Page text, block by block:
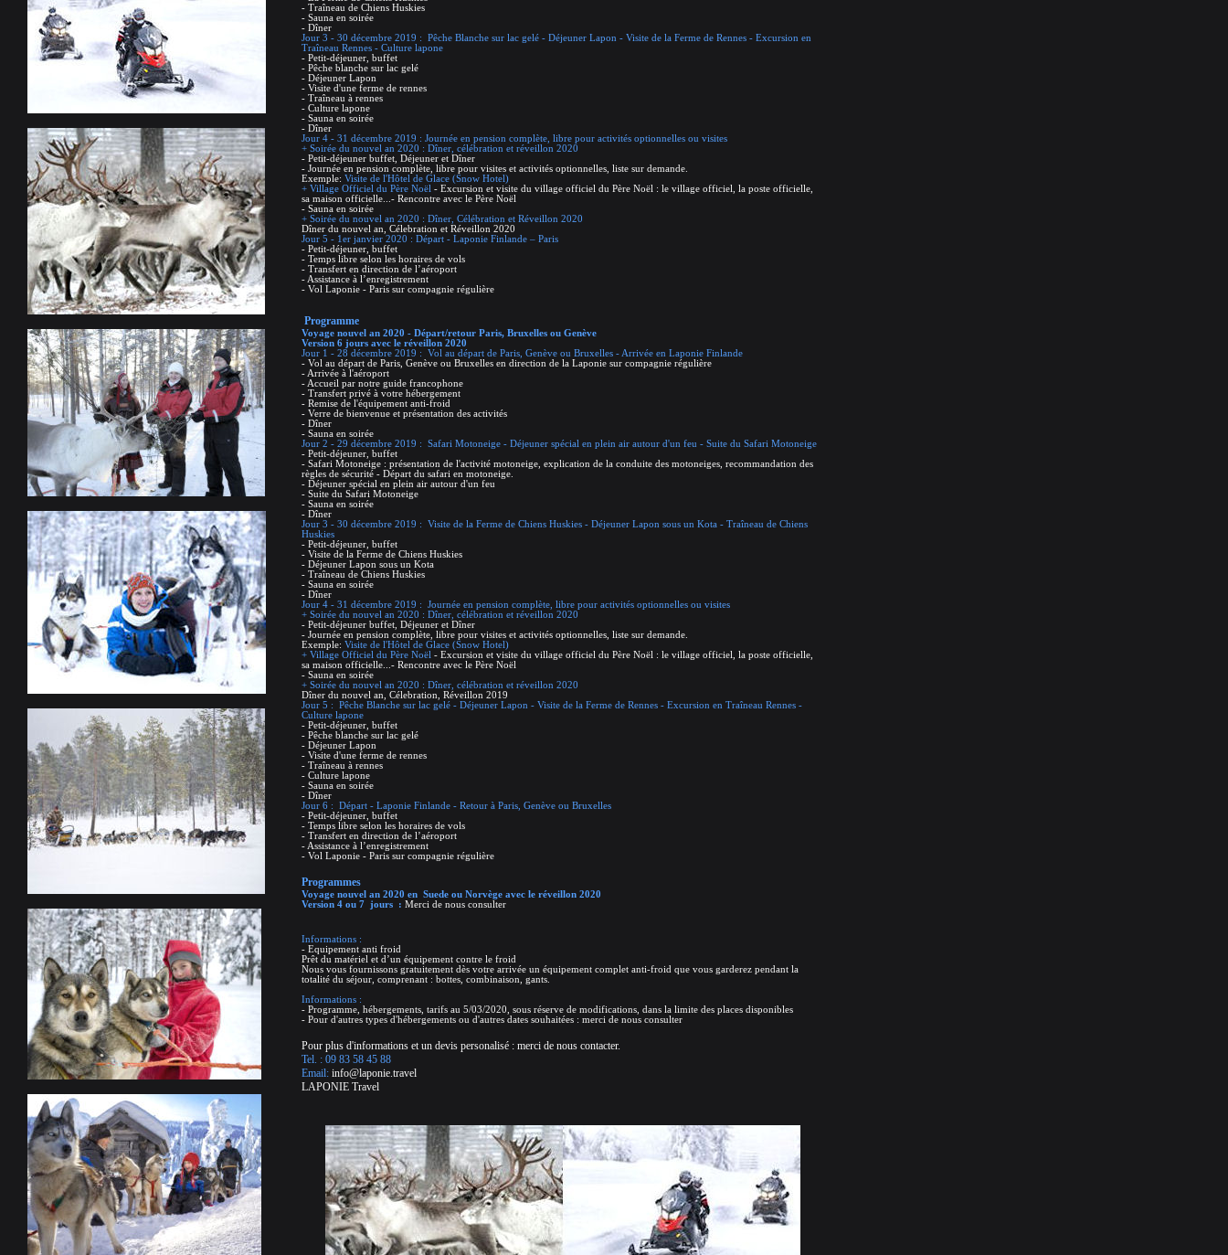
- Traîneau de Chiens Huskies
- Sauna en soirée
- Dîner
Jour 3 - 30 décembre 2019 : Pêche Blanche sur lac gelé - Déjeuner Lapon - Visite de la Ferme de Rennes - Excursion en
Traîneau Rennes - Culture lapone
- Petit-déjeuner, buffet
- Pêche blanche sur lac gelé
- Déjeuner Lapon
- Visite d'une ferme de rennes
- Traîneau à rennes
- Culture lapone
- Sauna en soirée
- Dîner
Jour 4 - 31 décembre 2019 : Journée en pension complète, libre pour activités optionnelles ou visites
+ Soirée du nouvel an 2020 : Dîner, célébration et réveillon 2020
- Petit-déjeuner buffet, Déjeuner et Dîner
- Journée en pension complète, libre pour visites et activités optionnelles, liste sur demande.
Exemple: Visite de l'Hôtel de Glace (Snow Hotel)
+ Village Officiel du Père Noël - Excursion et visite du village officiel du Père Noël : le village officiel, la poste officielle,
sa maison officielle...- Rencontre avec le Père Noël
- Sauna en soirée
+ Soirée du nouvel an 2020 : Dîner, Célébration et Réveillon 2020
Dîner du nouvel an, Célebration et Réveillon 2020
Jour 5 - 1er janvier 2020 : Départ - Laponie Finlande – Paris
- Petit-déjeuner, buffet
- Temps libre selon les horaires de vols
- Transfert en direction de l’aéroport
- Assistance à l’enregistrement
- Vol Laponie - Paris sur compagnie régulière
Programme
Voyage nouvel an 2020 - Départ/retour Paris, Bruxelles ou Genève
Version 6 jours avec le réveillon 2020
Jour 1 - 28 décembre 2019 : Vol au départ de Paris, Genève ou Bruxelles - Arrivée en Laponie Finlande
- Vol au départ de Paris, Genève ou Bruxelles en direction de la Laponie sur compagnie régulière
- Arrivée à l'aéroport
- Accueil par notre guide francophone
- Transfert privé à votre hébergement
- Remise de l'équipement anti-froid
- Verre de bienvenue et présentation des activités
- Dîner
- Sauna en soirée
Jour 2 - 29 décembre 2019 : Safari Motoneige - Déjeuner spécial en plein air autour d'un feu - Suite du Safari Motoneige
- Petit-déjeuner, buffet
- Safari Motoneige : présentation de l'activité motoneige, explication de la conduite des motoneiges, recommandation des
règles de sécurité - Départ du safari en motoneige.
- Déjeuner spécial en plein air autour d'un feu
- Suite du Safari Motoneige
- Sauna en soirée
- Dîner
Jour 3 - 30 décembre 2019 : Visite de la Ferme de Chiens Huskies - Déjeuner Lapon sous un Kota - Traîneau de Chiens
Huskies
- Petit-déjeuner, buffet
- Visite de la Ferme de Chiens Huskies
- Déjeuner Lapon sous un Kota
- Traîneau de Chiens Huskies
- Sauna en soirée
- Dîner
Jour 4 - 31 décembre 2019 : Journée en pension complète, libre pour activités optionnelles ou visites
+ Soirée du nouvel an 2020 : Dîner, célébration et réveillon 2020
- Petit-déjeuner buffet, Déjeuner et Dîner
- Journée en pension complète, libre pour visites et activités optionnelles, liste sur demande.
Exemple: Visite de l'Hôtel de Glace (Snow Hotel)
+ Village Officiel du Père Noël - Excursion et visite du village officiel du Père Noël : le village officiel, la poste officielle,
sa maison officielle...- Rencontre avec le Père Noël
- Sauna en soirée
+ Soirée du nouvel an 2020 : Dîner, célébration et réveillon 2020
Dîner du nouvel an, Célebration, Réveillon 2019
Jour 5 : Pêche Blanche sur lac gelé - Déjeuner Lapon - Visite de la Ferme de Rennes - Excursion en Traîneau Rennes -
Culture lapone
- Petit-déjeuner, buffet
- Pêche blanche sur lac gelé
- Déjeuner Lapon
- Visite d'une ferme de rennes
- Traîneau à rennes
- Culture lapone
- Sauna en soirée
- Dîner
Jour 6 : Départ - Laponie Finlande - Retour à Paris, Genève ou Bruxelles
- Petit-déjeuner, buffet
- Temps libre selon les horaires de vols
- Transfert en direction de l’aéroport
- Assistance à l’enregistrement
- Vol Laponie - Paris sur compagnie régulière
Programmes
Voyage nouvel an 2020 en Suede ou Norvège avec le réveillon 2020
Version 4 ou 7 jours : Merci de nous consulter
Informations :
- Equipement anti froid
Prêt du matériel et d’un équipement contre le froid
Nous vous fournissons gratuitement dès votre arrivée un équipement complet anti-froid que vous garderez pendant la
totalité du séjour, comprenant : bottes, combinaison, gants.
Informations :
- Programme, hébergements, tarifs au 5/03/2020, sous réserve de modifications, dans la limite des places disponibles
- Pour d'autres types d'hébergements ou d'autres dates souhaitées : merci de nous consulter
Pour plus d'informations et un devis personalisé : merci de nous contacter.
Tel. : 09 83 58 45 88
Email: info@laponie.travel
LAPONIE Travel